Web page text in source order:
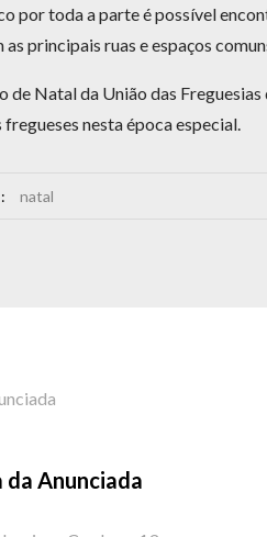
por toda a parte é possível
principais ruas e espaços
de Natal da União das
nesta época especial.
natal
da Anunciada